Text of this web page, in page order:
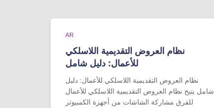
AR
نظام العروض التقديمية اللاسلكي
للأعمال: دليل شامل
نظام العروض التقديمية اللاسلكي للأعمال: دليل
شامل يتيح نظام العروض التقديمية اللاسلكي للأعمال
للفرق مشاركة الشاشات من أجهزة الكمبيوتر